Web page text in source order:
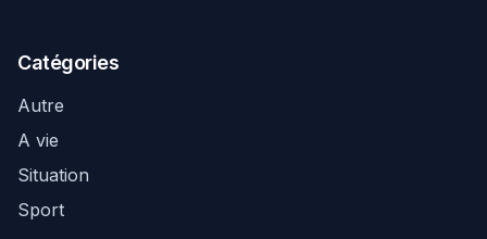
Catégories
Autre
A vie
Situation
Sport